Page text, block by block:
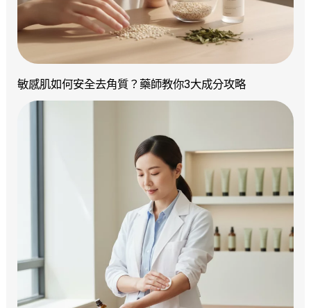
敏感肌如何安全去角質？藥師教你3大成分攻略